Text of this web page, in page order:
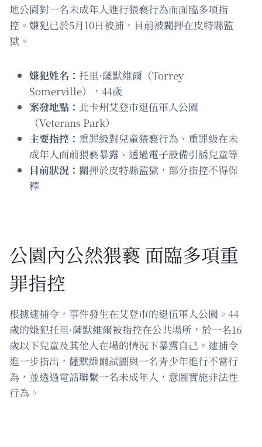
地公園對一名未成年人進行猥褻行為而面臨多項指
控。嫌犯已於5月10日被捕，目前被關押在皮特縣監
獄。
嫌犯姓名： 托里·薩默維爾（Torrey
Somerville），44歲
案發地點： 北卡州艾登市退伍軍人公園
（Veterans Park）
主要指控： 重罪級對兒童猥褻行為、重罪級在未
成年人面前猥褻暴露、透過電子設備引誘兒童等
目前狀況： 關押於皮特縣監獄，部分指控不得保
釋
公園內公然猥褻 面臨多項重
罪指控
根據逮捕令，事件發生在艾登市的退伍軍人公園。44
歲的嫌犯托里·薩默維爾被指控在公共場所，於一名16
歲以下兒童及其他人在場的情況下暴露自己。逮捕令
進一步指出，薩默維爾試圖與一名青少年進行不當行
為，並透過電話聯繫一名未成年人，意圖實施非法性
行為。